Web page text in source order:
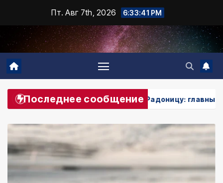
содержимому
Пт. Авг 7th, 2026 6:33:43 PM
Последнее сообщение
делать на Радоницу: главные запреты дня